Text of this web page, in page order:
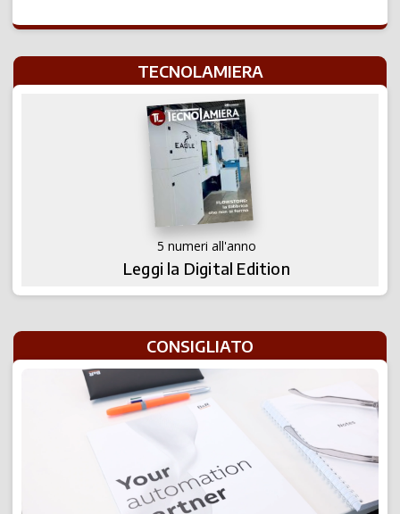
TECNOLAMIERA
5 numeri all'anno
Leggi la Digital Edition
CONSIGLIATO